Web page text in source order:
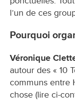
l’un de ces
Pourquoi
Véronique
autour des « 10
communs entre
chose (lire ci-